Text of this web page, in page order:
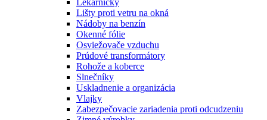
Lišty proti vetru na okná
Nádoby na benzín
Okenné fólie
Osviežovače vzduchu
Prúdové transformátory
Rohože a koberce
Slnečníky
Uskladnenie a organizácia
Vlajky
Zabezpečovacie zariadenia proti odcudzeniu